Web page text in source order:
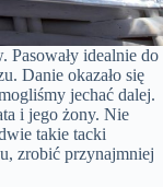
idealnie do
Danie okazało się
jechać dalej.
i jego żony. Nie
takie tacki
zrobić przynajmniej